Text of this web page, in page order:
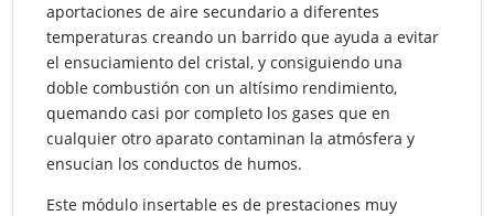
aportaciones de aire secundario a diferentes
temperaturas creando un barrido que ayuda a evitar
el ensuciamiento del cristal, y consiguiendo una
doble combustión con un altísimo rendimiento,
quemando casi por completo los gases que en
cualquier otro aparato contaminan la atmósfera y
ensucian los conductos de humos.
Este módulo insertable es de prestaciones muy